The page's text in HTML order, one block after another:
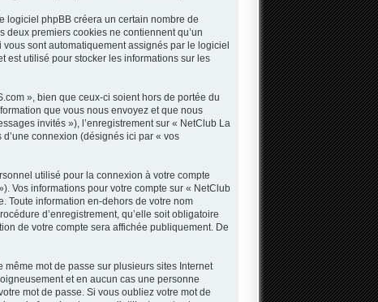
logiciel phpBB créera un certain nombre de
premiers cookies ne contiennent qu’un
sont automatiquement assignés par le logiciel
est utilisé pour stocker les informations sur les
», bien que ceux-ci soient hors de portée du
que vous nous envoyez et que nous
invités »), l’enregistrement sur « NetClub La
connexion (désignés ici par « vos
utilisé pour la connexion à votre compte
Vos informations pour votre compte sur « NetClub
Toute information en-dehors de votre nom
d’enregistrement, qu’elle soit obligatoire
de votre compte sera affichée publiquement. De
mot de passe sur plusieurs sites Internet
et en aucun cas une personne
mot de passe. Si vous oubliez votre mot de